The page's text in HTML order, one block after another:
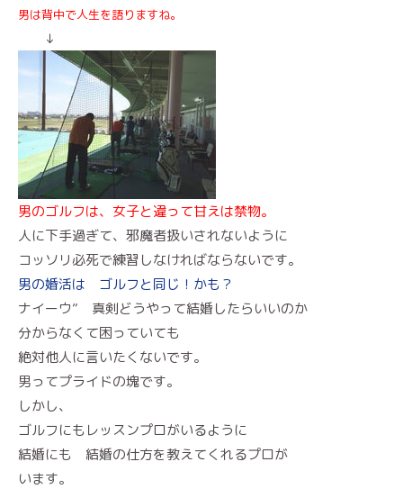
男は背中で人生を語りますね。
↓
男のゴルフは、女子と違って甘えは禁物。
人に下手過ぎて、邪魔者扱いされないように
コッソリ必死で練習しなければならないです。
男の婚活は ゴルフと同じ！かも？
ナイーウ” 真剣どうやって結婚したらいいのか
分からなくて困っていても
絶対他人に言いたくないです。
男ってプライドの塊です。
しかし、
ゴルフにもレッスンプロがいるように
結婚にも 結婚の仕方を教えてくれるプロが
います。